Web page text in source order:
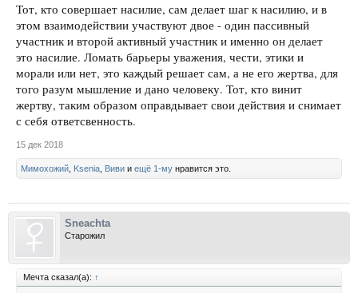
Тот, кто совершает насилие, сам делает шаг к насилию, и в
этом взаимодействии участвуют двое - один пассивный
участник и второй активный участник и именно он делает
это насилие. Ломать барьеры уважения, чести, этики и
морали или нет, это каждый решает сам, а не его жертва, для
того разум мышление и дано человеку. Тот, кто винит
жертву, таким образом оправдывает свои действия и снимает
с себя ответсвенность.
15 дек 2018
Мимохожий Ksenia Виви и ещё 1-му нравится это.
Sneachta
Старожил
Мечта сказал(а): ↑